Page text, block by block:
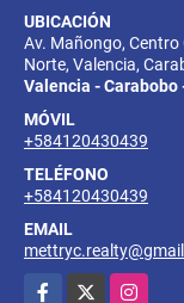
UBICACIÓN
Av. Mañongo, Centro
Norte, Valencia,
Valencia - Carabobo
MÓVIL
+584120430439
TELÉFONO
+584120430439
EMAIL
Facebook
Instagram